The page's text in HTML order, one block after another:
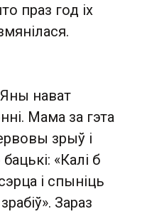
праз год іх
нават
Мама за гэта
зрыў і
«Калі б
і спыніць
Зараз